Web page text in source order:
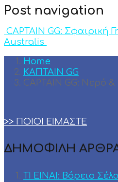
Post navigation
CAPTAIN GG: Σφαιρική
Australis
Home
KAΠΤΑΙΝ GG
CAPTAIN GG: Νερό
>> ΠΟΙΟΙ ΕΙΜΑΣΤΕ
ΔΗΜΟΦΙΛΗ
ΤΙ ΕΙΝΑΙ: Βόρειο